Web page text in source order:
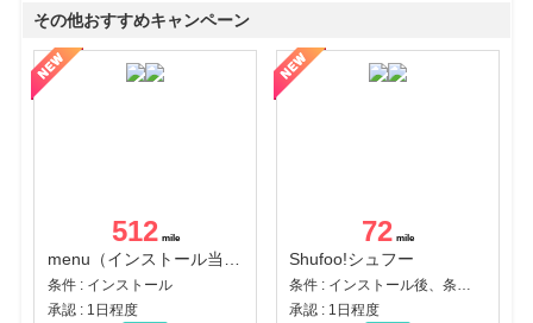
その他おすすめキャンペーン
512
menu（インストール当日に指定のクーポンコード経由で1,500円（税込）以上の初回注文完了）（Android）
条件 : インストール
承認 : 1日程度
72
Shufoo!シュフー
条件 : インストール後、条件達成
承認 : 1日程度